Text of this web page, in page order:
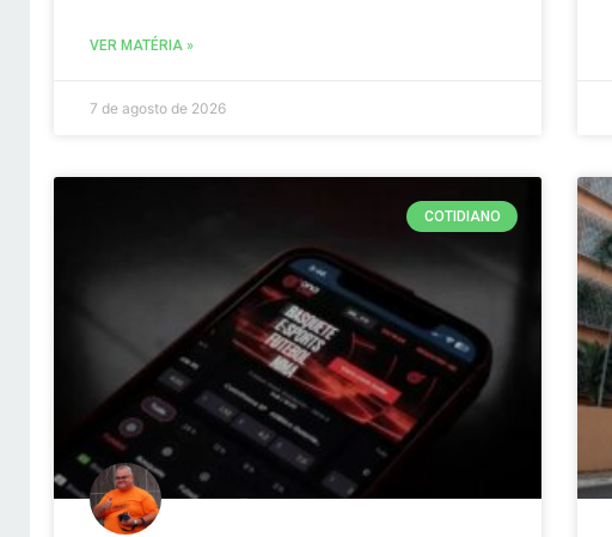
VER MATÉRIA »
7 de agosto de 2026
COTIDIANO